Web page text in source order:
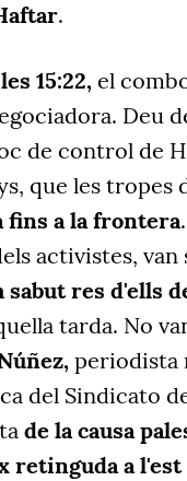
.
15:22, el
Deu
de control de
que les tropes
fins a la frontera
activistes,
sabut res d'ells
tarda. No
periodista
del Sindicato
de la causa
retinguda a